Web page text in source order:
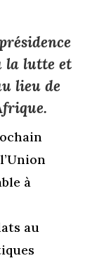
la lutte et
lieu de
à
au